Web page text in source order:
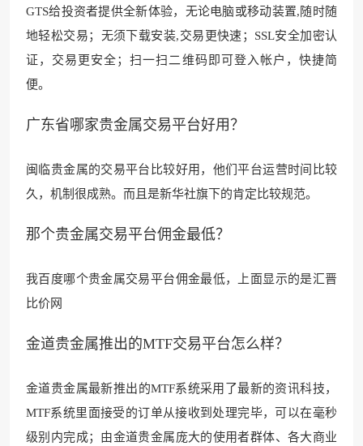
GTS给投资者提供全新体验，无论电脑或移动装置,随时随
地轻松交易；无须下载安装,交易更快速；SSL安全加密认
证，交易更安全；扫一扫二维码即可登入帐户，快捷简
便。
广东省哪家贵金属交易平台好用？
闽临贵金属的交易平台比较好用，他们平台运营时间比较
久，机制很成熟。而且是新华社旗下的肯定比较规范。
那个贵金属交易平台佣金最低？
我百度哪个贵金属交易平台佣金最低，上面显示的是汇晋
比价网
金道贵金属推出的MTF交易平台怎么样？
金道贵金属最新推出的MTF系统采用了最新的资讯科技，
MTF系统里面接受的订单从接收到处理完毕，可以在毫秒
级别内完成；由金道贵金属庞大的使用者群体、各大商业